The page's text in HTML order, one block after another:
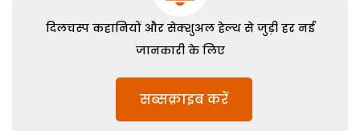
दिलचस्प कहानियों और सेक्शुअल हेल्थ से जुड़ी हर नई
जानकारी के लिए
सब्सक्राइब करें